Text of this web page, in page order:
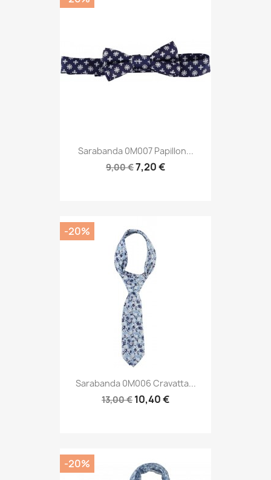
Sarabanda 0M007 Papillon...
9,00 €7,20 €
Sarabanda 0M006 Cravatta...
13,00 € 10,40 €
-20%
-20%